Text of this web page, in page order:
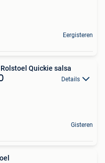
Eergisteren
Quickie salsa
Details
Gisteren